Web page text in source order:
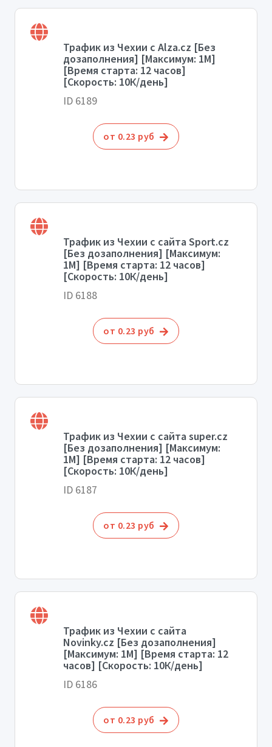
Трафик из Чехии с Alza.cz [Без
дозаполнения] [Максимум: 1М]
[Время старта: 12 часов]
[Скорость: 10К/день]
ID 6189
от 0.23 руб
Трафик из Чехии с сайта Sport.cz
[Без дозаполнения] [Максимум:
1М] [Время старта: 12 часов]
[Скорость: 10К/день]
ID 6188
от 0.23 руб
Трафик из Чехии с сайта super.cz
[Без дозаполнения] [Максимум:
1М] [Время старта: 12 часов]
[Скорость: 10К/день]
ID 6187
от 0.23 руб
Трафик из Чехии с сайта
Novinky.cz [Без дозаполнения]
[Максимум: 1М] [Время старта: 12
часов] [Скорость: 10К/день]
ID 6186
от 0.23 руб